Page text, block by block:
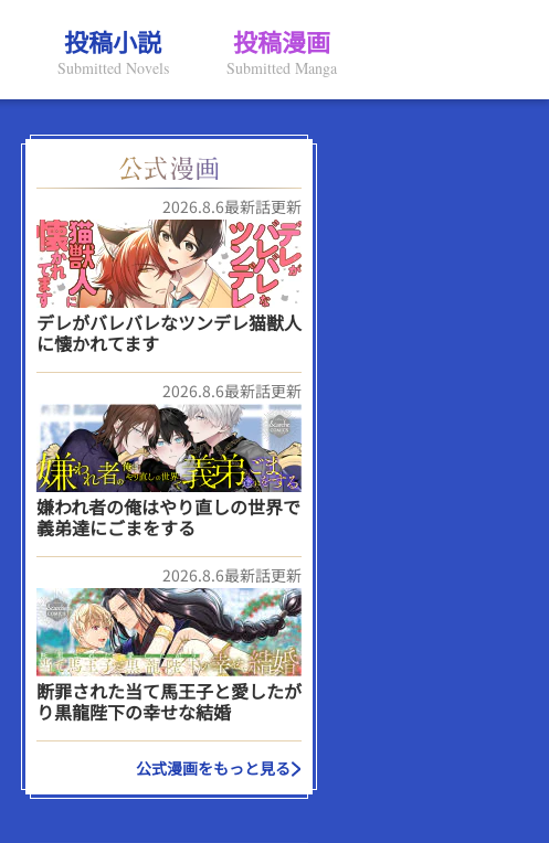
投稿小説
Submitted Novels
投稿漫画
Submitted Manga
2026.8.6最新話更新
デレがバレバレなツンデレ猫獣人
に懐かれてます
2026.8.6最新話更新
嫌われ者の俺はやり直しの世界で
義弟達にごまをする
2026.8.6最新話更新
断罪された当て馬王子と愛したが
り黒龍陛下の幸せな結婚
公式漫画をもっと見る